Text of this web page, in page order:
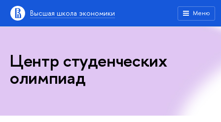
Высшая школа экономики Меню
Центр студенческих
олимпиад